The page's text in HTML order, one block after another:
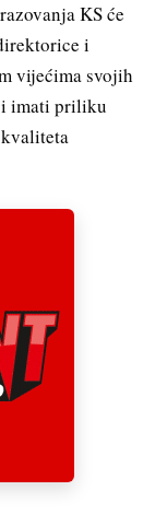
KS će
i
vijećima svojih
imati priliku